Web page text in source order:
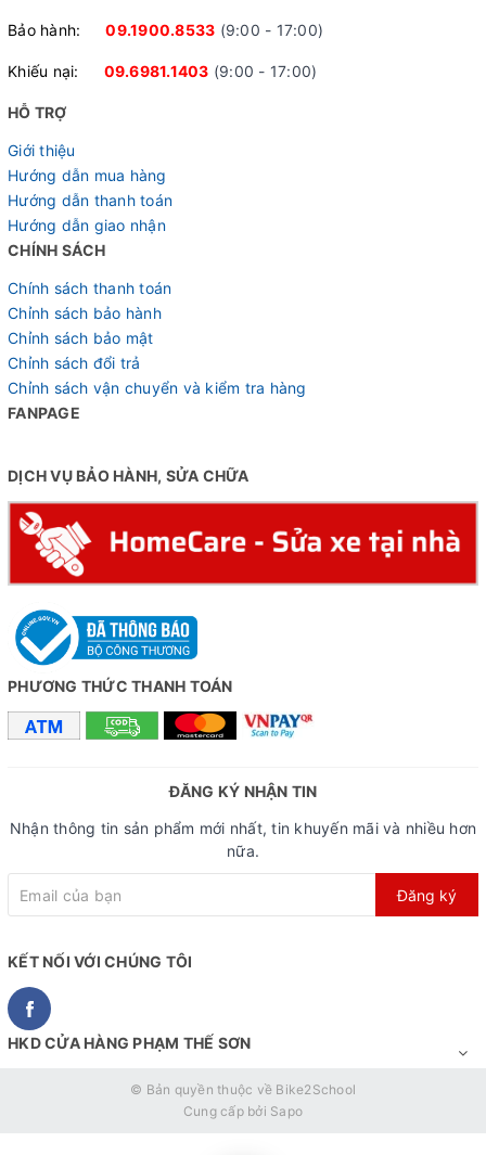
Tsunami SNM100 - Tím
Tsunami SNM100 - Xám
Bảo hành:09.1900.8533 (9:00 - 17:00)
Khiếu nại: 09.6981.1403 (9:00 - 17:00)
HỖ TRỢ
Giới thiệu
Hướng dẫn mua hàng
Hướng dẫn thanh toán
Hướng dẫn giao nhận
CHÍNH SÁCH
Chính sách thanh toán
Chỉnh sách bảo hành
Chỉnh sách bảo mật
Chỉnh sách đổi trả
Chỉnh sách vận chuyển và kiểm tra hàng
FANPAGE
DỊCH VỤ BẢO HÀNH, SỬA CHỮA
PHƯƠNG THỨC THANH TOÁN
ĐĂNG KÝ NHẬN TIN
Nhận thông tin sản phẩm mới nhất, tin khuyến mãi và nhiều hơn
nữa.
Đăng ký
KẾT NỐI VỚI CHÚNG TÔI
HKD CỬA HÀNG PHẠM THẾ SƠN
© Bản quyền thuộc về Bike2School
Cung cấp bởi Sapo